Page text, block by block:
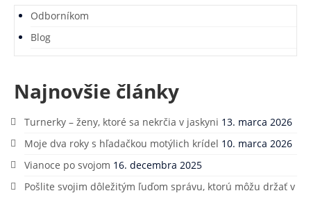
Odborníkom
Blog
Najnovšie články
Turnerky – ženy, ktoré sa nekrčia v jaskyni 13. marca 2026
Moje dva roky s hľadačkou motýlich krídel 10. marca 2026
Vianoce po svojom 16. decembra 2025
Pošlite svojim dôležitým ľuďom správu, ktorú môžu držať v